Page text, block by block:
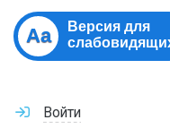
Aa
Версия для
Войти